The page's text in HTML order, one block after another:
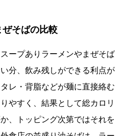
そばの比較
ープありラーメンやまぜそば
分、飲み残しができる利点が
レ・背脂などが麺に直接絡む
やすく、結果として総カロリ
、トッピング次第ではそれを